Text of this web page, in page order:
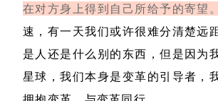
在对方身上得到自己所给予的寄望
速，有一天我们或许很难分清楚远
是人还是什么别的东西，但是因为
星球，我们本身是变革的引导者，